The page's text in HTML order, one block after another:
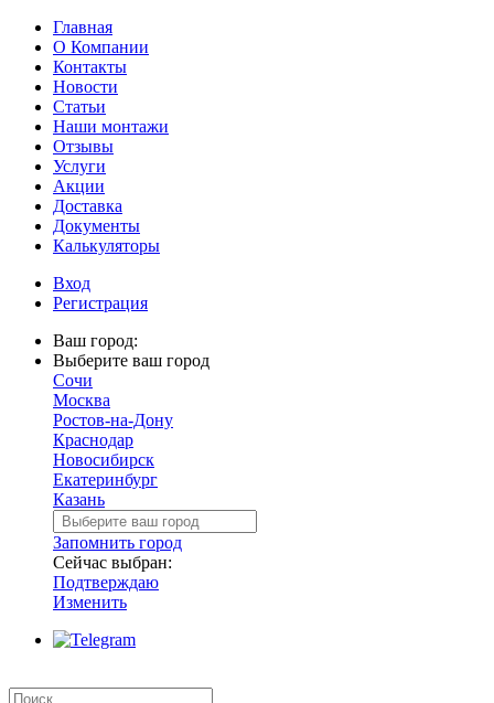
Главная
О Компании
Контакты
Новости
Статьи
Наши монтажи
Отзывы
Услуги
Акции
Доставка
Документы
Калькуляторы
Вход
Регистрация
Ваш город:
Выберите ваш город
Сочи
Москва
Ростов-на-Дону
Краснодар
Новосибирск
Екатеринбург
Казань
Запомнить город
Сейчас выбран:
Подтверждаю
Изменить